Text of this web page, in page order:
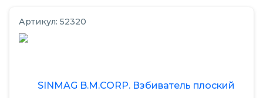
Артикул: 52320